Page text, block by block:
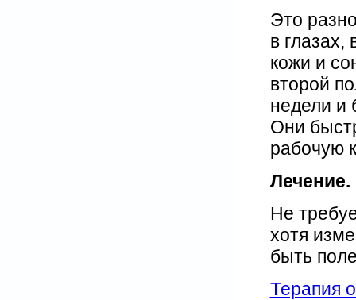
Это
в глазах,
кожи и
второй
недели и
Они
рабочую
Лечение.
Не
хотя
быть
Терапия